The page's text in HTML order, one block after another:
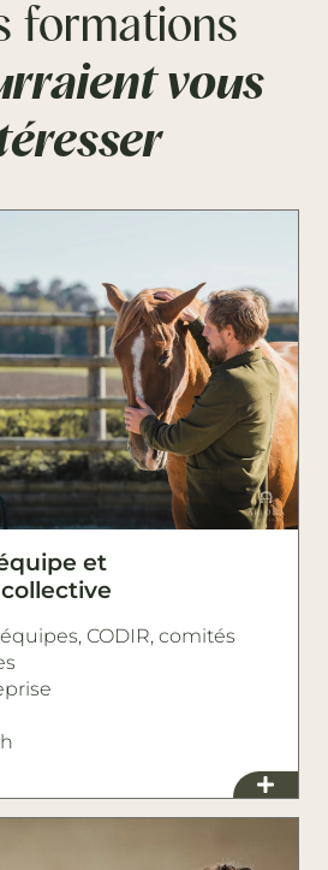
formations
vous
et
CODIR, comités